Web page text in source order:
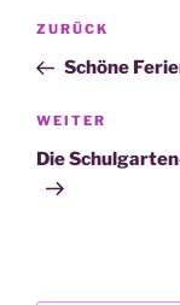
Vorheriger
Beitrag
ZURÜCK
Schöne
Nächster
Beitrag
WEITER
Die